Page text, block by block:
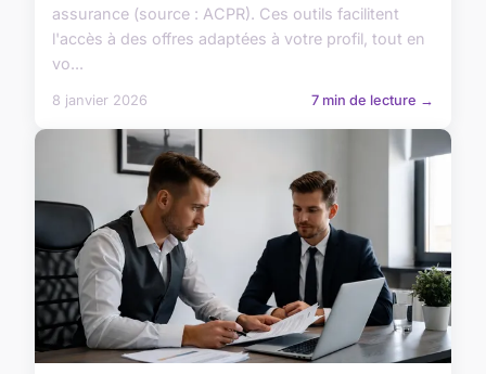
assurance (source : ACPR). Ces outils facilitent
l'accès à des offres adaptées à votre profil, tout en
vo...
8 janvier 2026 7 min de lecture →